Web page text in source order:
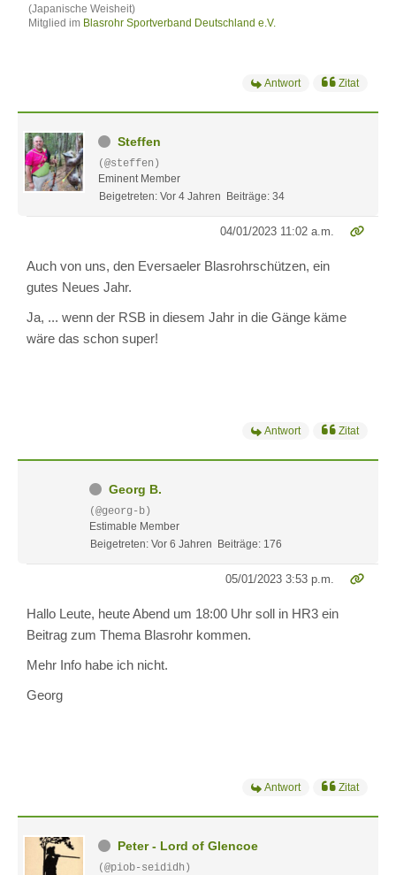
(Japanische Weisheit)
Mitglied im Blasrohr Sportverband Deutschland e.V.
Antwort Zitat
Steffen
(@steffen)
Eminent Member
Beigetreten: Vor 4 Jahren Beiträge: 34
04/01/2023 11:02 a.m.
Auch von uns, den Eversaeler Blasrohrschützen, ein
gutes Neues Jahr.
Ja, ... wenn der RSB in diesem Jahr in die Gänge käme
wäre das schon super!
Antwort Zitat
Georg B.
(@georg-b)
Estimable Member
Beigetreten: Vor 6 Jahren Beiträge: 176
05/01/2023 3:53 p.m.
Hallo Leute, heute Abend um 18:00 Uhr soll in HR3 ein
Beitrag zum Thema Blasrohr kommen.
Mehr Info habe ich nicht.
Georg
Antwort Zitat
Peter - Lord of Glencoe
(@piob-seididh)